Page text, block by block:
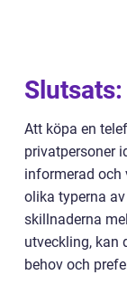
Slutsats:
Att köpa en
privatpersoner
informerad och
olika typerna
skillnaderna
utveckling, kan
behov och